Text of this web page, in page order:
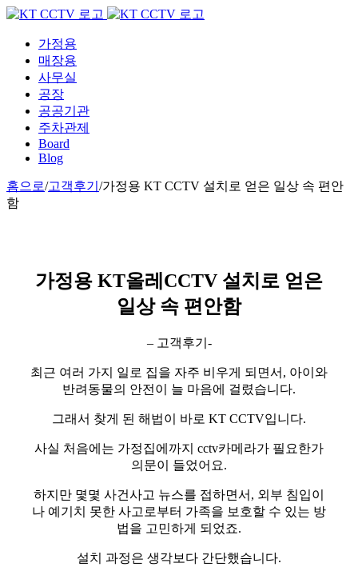
Skip
content가정용
매장용
사무실
공장
공공기관
주차관제
Board
Blog
홈으로/고객후기 /가정용 KT CCTV 설치로 얻은 일상 속 편안
함
가정용 KT올레CCTV 설치로 얻은
일상 속 편안함
– 고객후기-
최근 여러 가지 일로 집을 자주 비우게 되면서, 아이와
반려동물의 안전이 늘 마음에 걸렸습니다.
그래서 찾게 된 해법이 바로 KT CCTV입니다.
사실 처음에는 가정집에까지 cctv카메라가 필요한가
의문이 들었어요.
하지만 몇몇 사건사고 뉴스를 접하면서, 외부 침입이
나 예기치 못한 사고로부터 가족을 보호할 수 있는 방
법을 고민하게 되었죠.
설치 과정은 생각보다 간단했습니다.